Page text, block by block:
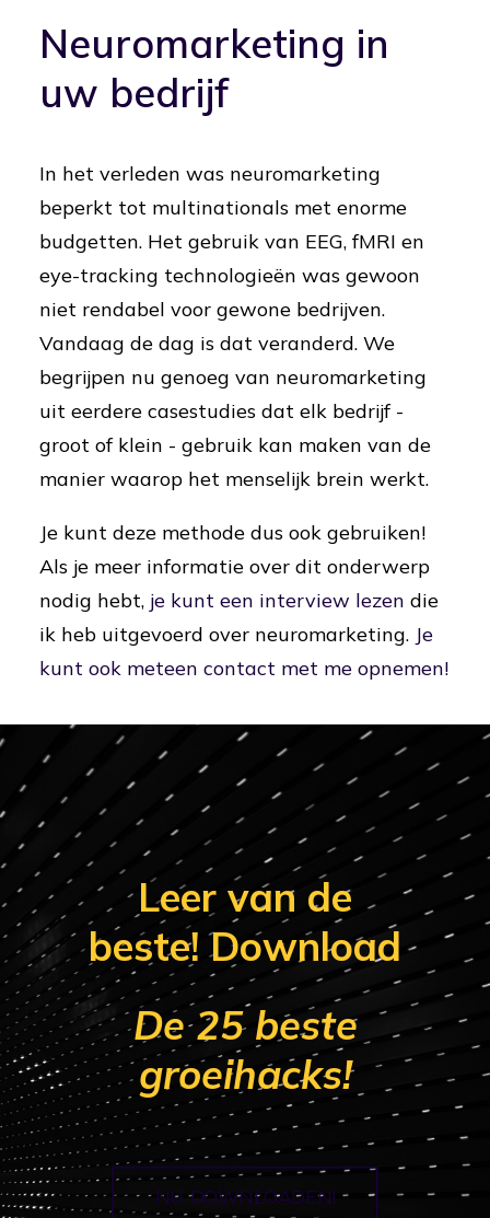
Neuromarketing in
uw bedrijf
In het verleden was neuromarketing
beperkt tot multinationals met enorme
budgetten. Het gebruik van EEG, fMRI en
eye-tracking technologieën was gewoon
niet rendabel voor gewone bedrijven.
Vandaag de dag is dat veranderd. We
begrijpen nu genoeg van neuromarketing
uit eerdere casestudies dat elk bedrijf -
groot of klein - gebruik kan maken van de
manier waarop het menselijk brein werkt.
Je kunt deze methode dus ook gebruiken!
Als je meer informatie over dit onderwerp
nodig hebt, je kunt een interview lezen die
ik heb uitgevoerd over neuromarketing. Je
kunt ook meteen contact met me opnemen!
Leer van de
beste! Download
De 25 beste
groeihacks!
NU DOWNLOADEN!